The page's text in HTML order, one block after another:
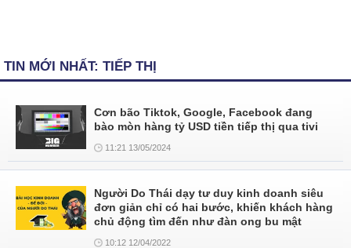
TIN MỚI NHẤT: TIẾP THỊ
Cơn bão Tiktok, Google, Facebook đang
bào mòn hàng tỷ USD tiền tiếp thị qua tivi
11:21 13/05/2024
Người Do Thái dạy tư duy kinh doanh siêu
đơn giản chỉ có hai bước, khiến khách hàng
chủ động tìm đến như đàn ong bu mật
10:12 12/04/2022